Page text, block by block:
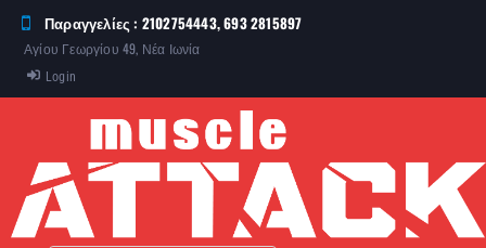
Παραγγελίες : 2102754443, 693 2815897
Αγίου Γεωργίου 49, Νέα Ιωνία
Login